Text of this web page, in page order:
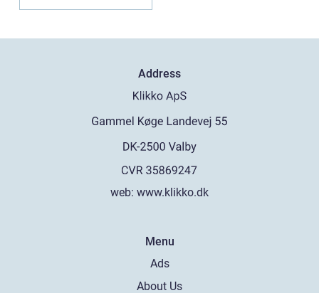
Address
web: www.klikko.dk
Menu
Ads
About Us